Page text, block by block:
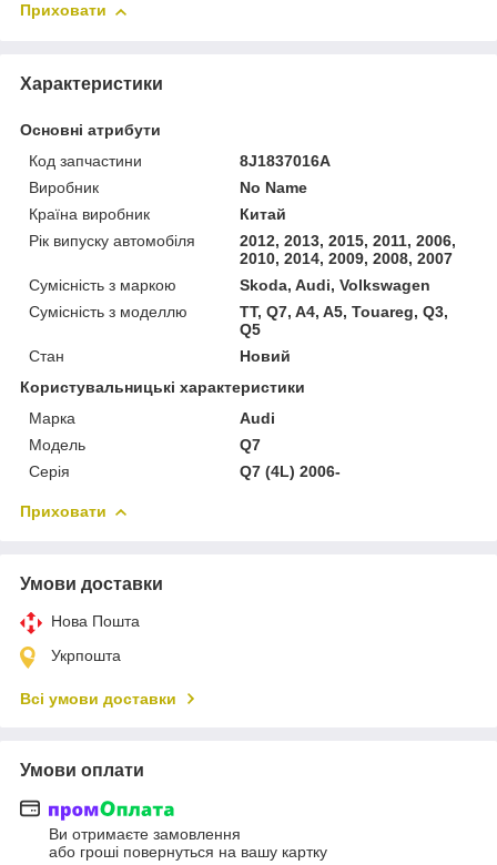
Приховати
Характеристики
Основні атрибути
Код запчастини
8J1837016A
Виробник
No Name
Країна виробник
Китай
Рік випуску автомобіля
2012, 2013, 2015, 2011, 2006,
2010, 2014, 2009, 2008, 2007
Сумісність з маркою
Skoda, Audi, Volkswagen
Сумісність з моделлю
TT, Q7, A4, A5, Touareg, Q3,
Q5
Стан
Новий
Користувальницькі характеристики
Марка
Audi
Мoдель
Q7
Серія
Q7 (4L) 2006-
Приховати
Умови доставки
Нова Пошта
Укрпошта
Всі умови доставки
Умови оплати
Ви отримаєте замовлення
або гроші повернуться на вашу картку